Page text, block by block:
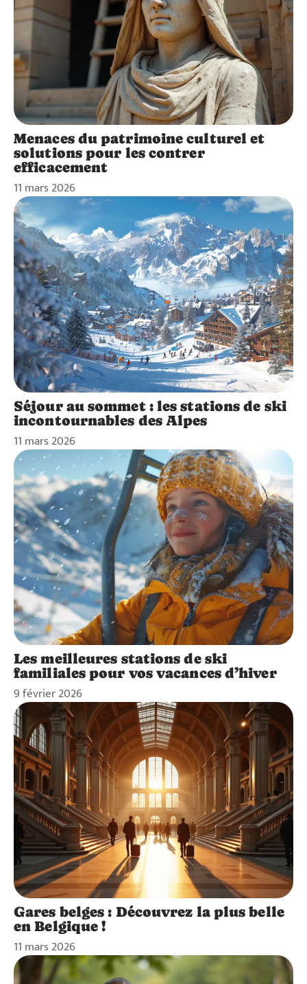
Menaces du patrimoine culturel et
solutions pour les contrer
efficacement
11 mars 2026
Séjour au sommet : les stations de ski
incontournables des Alpes
11 mars 2026
Les meilleures stations de ski
familiales pour vos vacances d’hiver
9 février 2026
Gares belges : Découvrez la plus belle
en Belgique !
11 mars 2026